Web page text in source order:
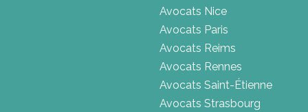
Avocats Nice
Avocats Paris
Avocats Reims
Avocats Rennes
Avocats Saint-Étienne
Avocats Strasbourg